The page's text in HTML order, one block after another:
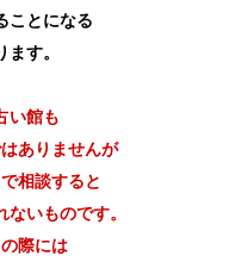
ことになる
す。
い館も
ありませんが
相談すると
いものです。
際には